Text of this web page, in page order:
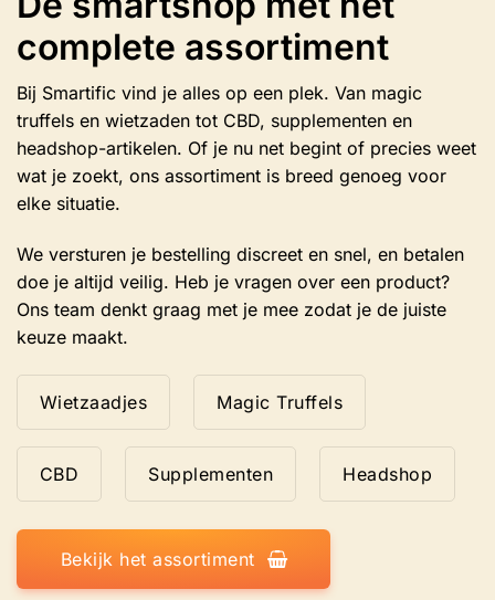
complete assortiment
Bij Smartific vind je alles op een plek. Van magic
truffels en wietzaden tot CBD, supplementen en
headshop-artikelen. Of je nu net begint of precies weet
wat je zoekt, ons assortiment is breed genoeg voor
elke situatie.
We versturen je bestelling discreet en snel, en betalen
doe je altijd veilig. Heb je vragen over een product?
Ons team denkt graag met je mee zodat je de juiste
keuze maakt.
Wietzaadjes Magic Truffels
CBD Supplementen Headshop
Bekijk het assortiment